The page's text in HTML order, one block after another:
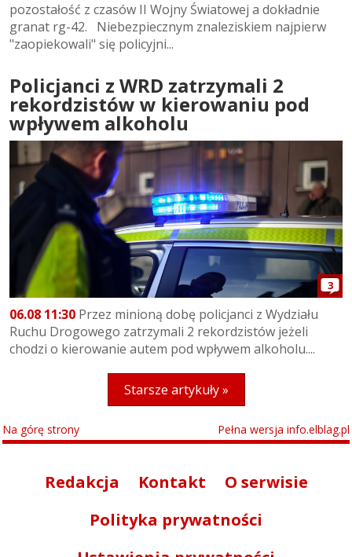
pozostałość z czasów II Wojny Światowej a dokładnie
granat rg-42. Niebezpiecznym znaleziskiem najpierw
"zaopiekowali" się policyjni...
Policjanci z WRD zatrzymali 2
rekordzistów w kierowaniu pod
wpływem alkoholu
3
06.08 11:30 Przez minioną dobę policjanci z Wydziału
Ruchu Drogowego zatrzymali 2 rekordzistów jeżeli
chodzi o kierowanie autem pod wpływem alkoholu....
Starsze artykuły »
Na górę strony Pełna wersja info.elblag.pl
Redakcja Kontakt
O serwisie
Polityka prywatności